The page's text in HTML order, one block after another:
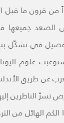
من قرون ما قبل
الصعد جميعها
في تشكّل
علوم
عن طريق
تسرّ الناظرين
الكم الهائل من